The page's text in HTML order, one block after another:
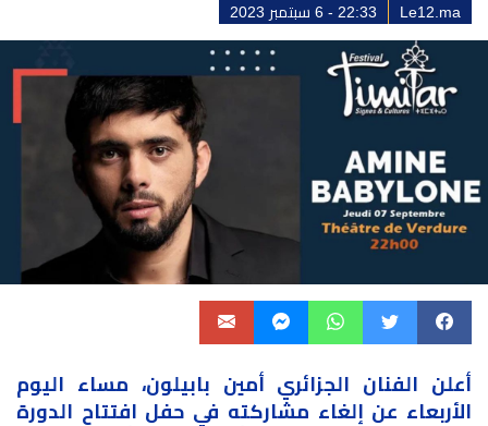
Le12.ma 22:33 - 6 سبتمبر 2023
أعلن الفنان الجزائري أمين بابيلون، مساء اليوم
الأربعاء عن إلغاء مشاركته في حفل افتتاح الدورة